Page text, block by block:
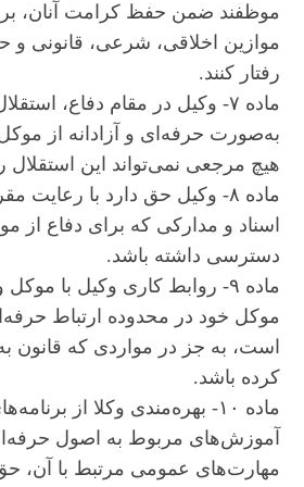
موظفند ضمن حفظ کرامت آنان،
موازین اخلاقی، شرعی، قانونی
رفتار کنند.
ماده ۷- وکیل در مقام دفاع،
به‌صورت حرفه‌ای و آزادانه از
هیچ مرجعی نمی‌تواند این استقلال
ماده ۸- وکیل حق دارد با رعایت
اسناد و مدارکی که برای دفاع از
دسترسی داشته باشد.
ماده ۹- روابط کاری وکیل با
موکل خود در محدوده ارتباط
است، به جز در مواردی که قانون
کرده باشد.
ماده ۱۰- بهره‌مندی وکلا از
آموزش‌های مربوط به اصول
مهارت‌های عمومی مرتبط با آن،